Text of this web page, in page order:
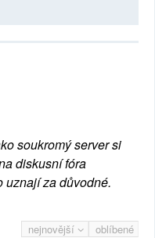
soukromý server si
diskusní fóra
uznají za důvodné.
nejnovější oblíbené